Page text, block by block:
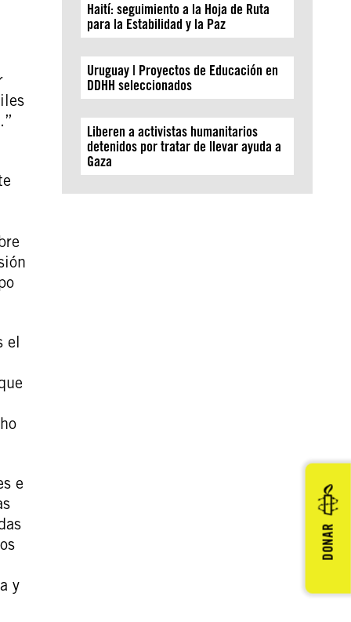
el
e
y
Haití: seguimiento a la Hoja de Ruta
para la Estabilidad y la Paz
Uruguay | Proyectos de Educación en
DDHH seleccionados
Liberen a activistas humanitarios
detenidos por tratar de llevar ayuda a
Gaza
DONAR